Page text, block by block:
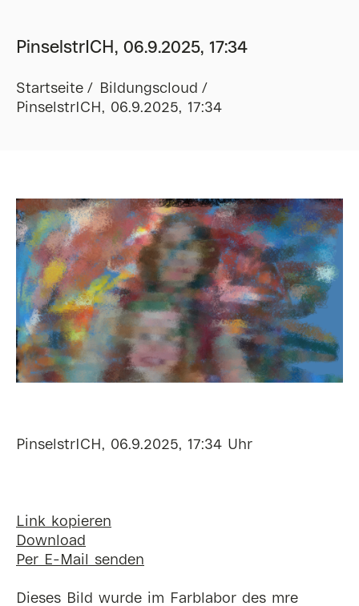
PinselstrICH, 06.9.2025, 17:34
Startseite
Bildungscloud
PinselstrICH, 06.9.2025, 17:34
PinselstrICH, 06.9.2025, 17:34 Uhr
Link kopieren
Download
Per E-Mail senden
Dieses Bild wurde im Farblabor des mre